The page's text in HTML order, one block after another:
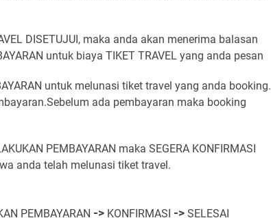
DISETUJUI, maka anda akan menerima balasan
untuk biaya TIKET TRAVEL yang anda pesan
untuk melunasi tiket travel yang anda booking.
ada pembayaran maka booking
PEMBAYARAN maka SEGERA KONFIRMASI
anda telah melunasi tiket travel.
PEMBAYARAN -> KONFIRMASI -> SELESAI